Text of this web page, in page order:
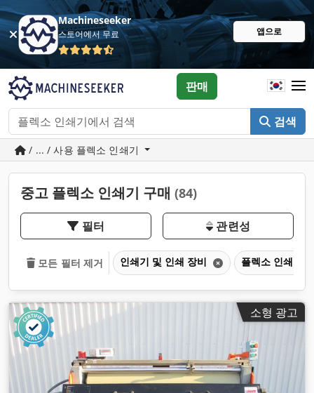
Machineseeker
스토어에서 무료 앱으로
검색
판매
/ ... / 사용 플렉소 인쇄기
중고 플렉소 인쇄기 구매 (84)
필터 관련성
모든 필터 제거 인쇄기 및 인쇄 장비 플렉소 인쇄기
소형 광고